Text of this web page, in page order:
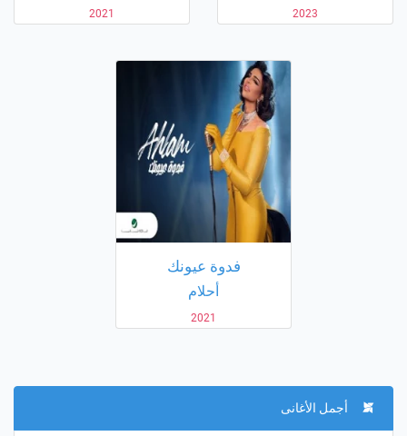
2023
2021
فدوة عيونك
أحلام
2021
أجمل الأغانى